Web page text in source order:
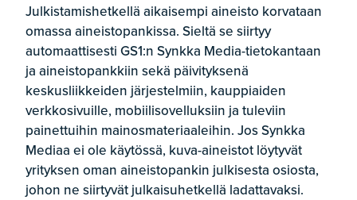
Julkistamishetkellä aikaisempi aineisto korvataan
omassa aineistopankissa. Sieltä se siirtyy
automaattisesti GS1:n Synkka Media-tietokantaan
ja aineistopankkiin sekä päivityksenä
keskusliikkeiden järjestelmiin, kauppiaiden
verkkosivuille, mobiilisovelluksiin ja tuleviin
painettuihin mainosmateriaaleihin. Jos Synkka
Mediaa ei ole käytössä, kuva-aineistot löytyvät
yrityksen oman aineistopankin julkisesta osiosta,
johon ne siirtyvät julkaisuhetkellä ladattavaksi.